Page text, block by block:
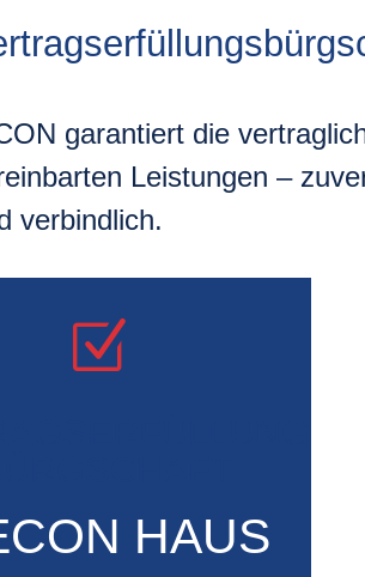
garantiert die
Leistungen –
verbindlich.
Z
HAUS